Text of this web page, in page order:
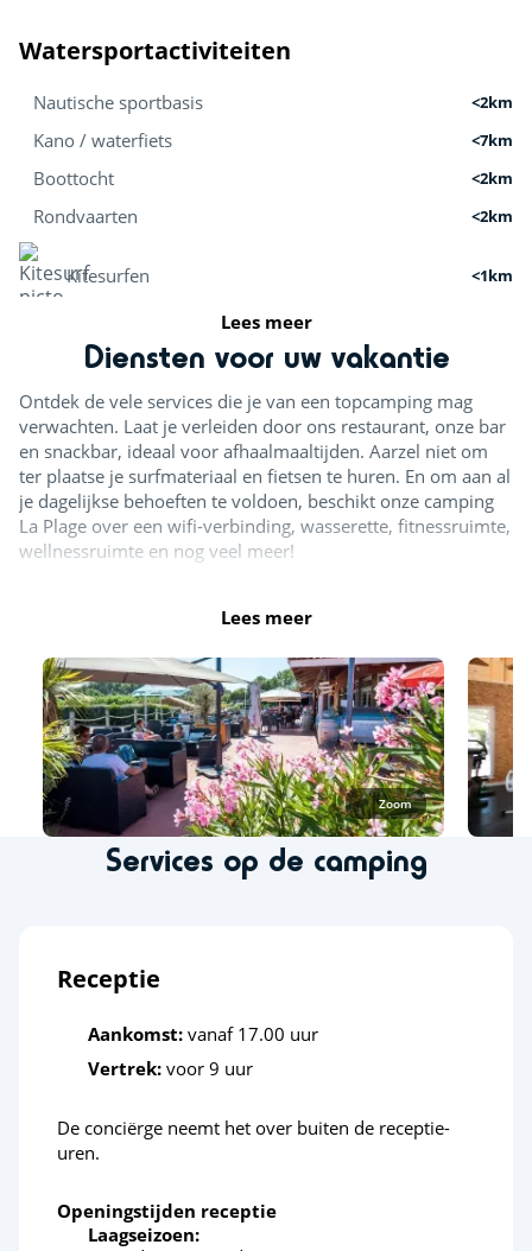
Watersportactiviteiten
Nautische sportbasis <2km
Kano / waterfiets <7km
Boottocht <2km
Rondvaarten <2km
Kitesurfen <1km
Paddle
Activiteiten in de natuur
Fietsroutes <1km
Fietsverhuur
Wandelen <1km
Outdoor Skate Park <1km
Sportactiviteiten
Beachvolleybal
Paintbal
Tennis
Ontspanning en welzijn
Wellnessruimte
Lees meer
Diensten voor uw vakantie
Ontdek de vele services die je van een topcamping mag
verwachten. Laat je verleiden door ons restaurant, onze bar
en snackbar, ideaal voor afhaalmaaltijden. Aarzel niet om
ter plaatse je surfmateriaal en fietsen te huren. En om aan al
je dagelijkse behoeften te voldoen, beschikt onze camping
La Plage over een wifi-verbinding, wasserette, fitnessruimte,
wellnessruimte en nog veel meer!
Lees meer
Zoom
Services op de camping
Receptie
Aankomst: vanaf 17.00 uur
Vertrek: voor 9 uur
De conciërge neemt het over buiten de receptie-
uren.
Openingstijden receptie
Laagseizoen: